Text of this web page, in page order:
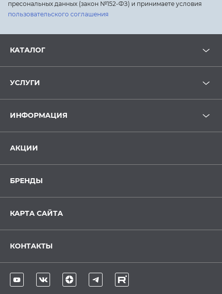
пресональных данных (закон №152-ФЗ) и принимаете условия
пользовательского соглашения
КАТАЛОГ
УСЛУГИ
ИНФОРМАЦИЯ
АКЦИИ
БРЕНДЫ
КАРТА САЙТА
КОНТАКТЫ